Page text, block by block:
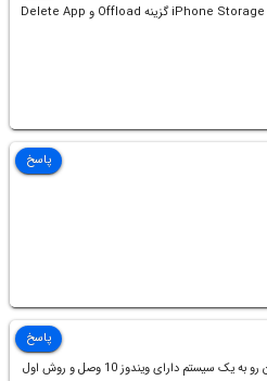
چرا تو قسمت iPhone Storage گزینه Offload و Delete App
پاسخ
نکته: هارد تون رو به یک سیستم دارای ویندوز 10 وصل و روش اول
پاسخ